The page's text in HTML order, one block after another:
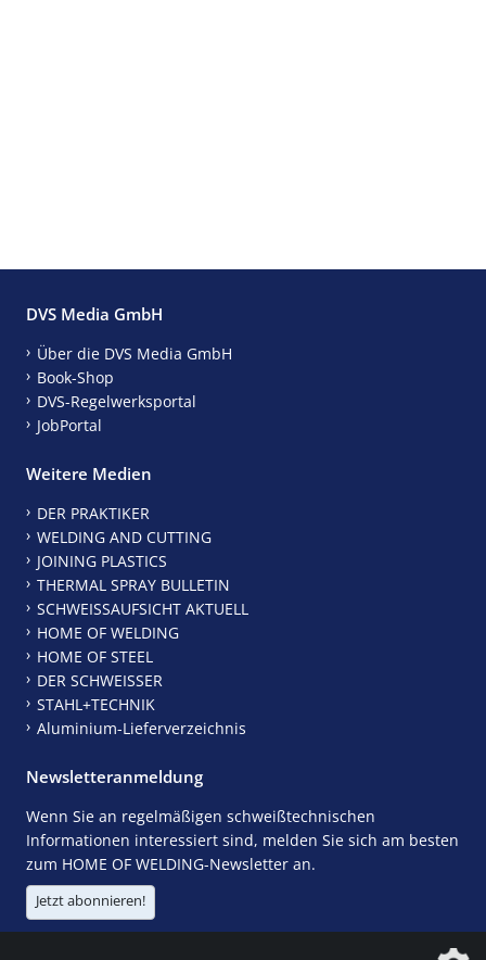
DVS Media GmbH
Über die DVS Media GmbH
Book-Shop
DVS-Regelwerksportal
JobPortal
Weitere Medien
DER PRAKTIKER
WELDING AND CUTTING
JOINING PLASTICS
THERMAL SPRAY BULLETIN
SCHWEISSAUFSICHT AKTUELL
HOME OF WELDING
HOME OF STEEL
DER SCHWEISSER
STAHL+TECHNIK
Aluminium-Lieferverzeichnis
Newsletteranmeldung
Wenn Sie an regelmäßigen schweißtechnischen
Informationen interessiert sind, melden Sie sich am besten
zum HOME OF WELDING-Newsletter an.
Jetzt abonnieren!